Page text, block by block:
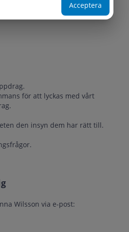
för att lyckas med vårt
den insyn dem har rätt till.
Wilsson via e-post:
Acceptera